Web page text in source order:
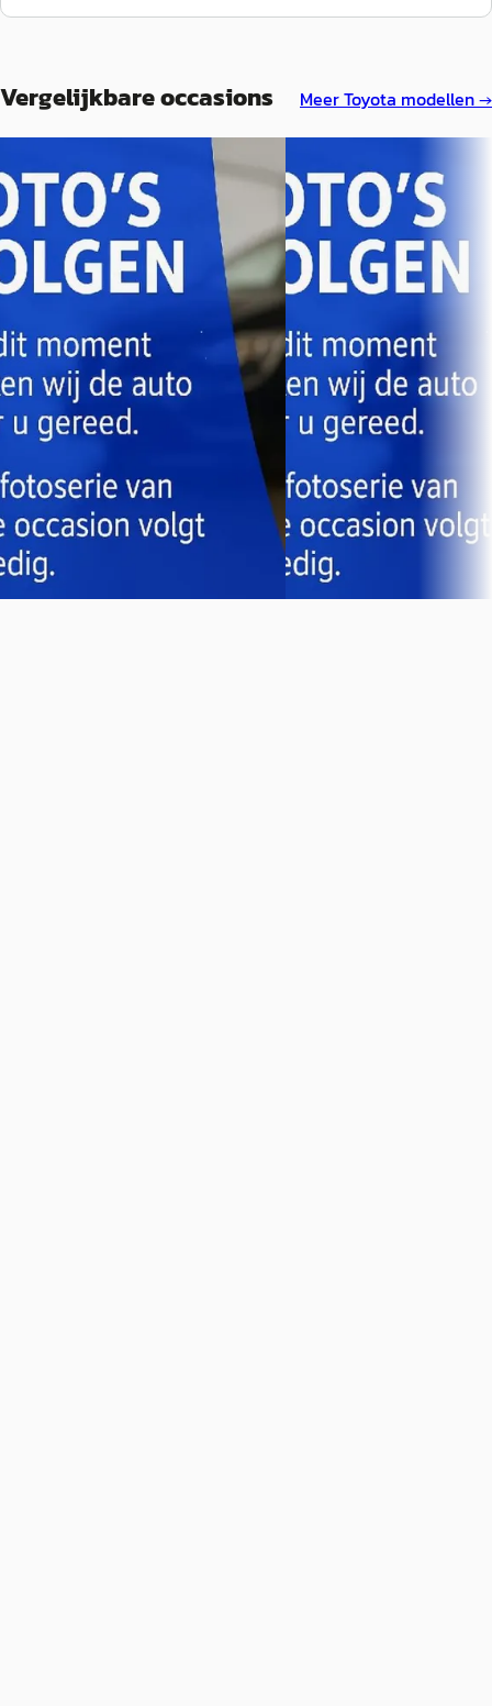
Vergelijkbare occasions MeerToyota modellen →
Toyota C-HR·2020
2.0 Hybrid First Edition
€ 22.445
Scherp geprijsd
2020 · 75.548 km · Hybride ·
Automaat
Louwman Toyota Bergen op Zoom
Bergen op Zoom 4,4(
Bekijk aanbieding →
Vergelijk
Toyota Yaris_Cross
1.5 Hybrid First Edition
€ 22.945
2021 · 74.560 km · Hybride
Automaat
Louwman Toyota Bergen
Bekijk aanbieding →
Vergelijk